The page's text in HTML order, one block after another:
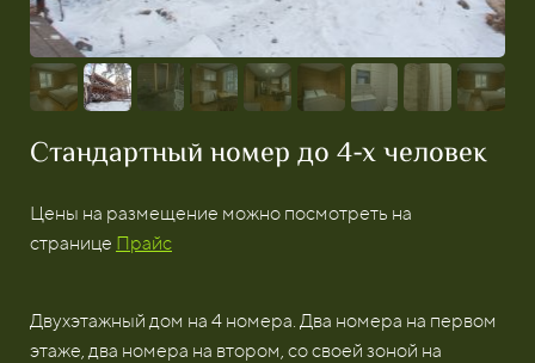
Стандартный номер до 4-х человек
Цены на размещение можно посмотреть на
странице Прайс
Двухэтажный дом на 4 номера. Два номера на первом
этаже, два номера на втором, со своей зоной на